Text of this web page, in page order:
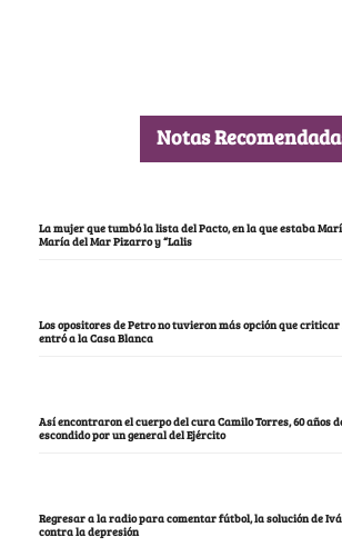
Notas
La mujer que tumbó la lista del Pacto, en la que estaba
María del Mar Pizarro y “Lalis
Los opositores de Petro no tuvieron más opción que
entró a la Casa Blanca
Así encontraron el cuerpo del cura Camilo Torres, 60 años
escondido por un general del Ejército
Regresar a la radio para comentar fútbol, la solución de
contra la depresión